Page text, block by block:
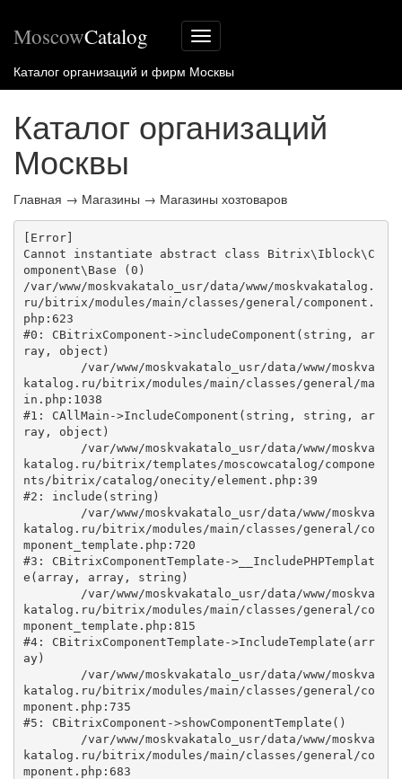
Меню
сайта
MoscowCatalog
Каталог организаций и фирм Москвы
Каталог организаций
Москвы
Главная → Магазины → Магазины хозтоваров
[Error]
Cannot instantiate abstract class Bitrix\Iblock\C
omponent\Base (0)
/var/www/moskvakatalo_usr/data/www/moskvakatalog.
ru/bitrix/modules/main/classes/general/component.
php:623
#0: CBitrixComponent->includeComponent(string, ar
ray, object)
katalog.ru/bitrix/modules/main/classes/general/ma
in.php:1038
#1: CAllMain->IncludeComponent(string, string, ar
ray, object)
katalog.ru/bitrix/templates/moscowcatalog/compone
nts/bitrix/catalog/onecity/element.php:39
#2: include(string)
katalog.ru/bitrix/modules/main/classes/general/co
mponent_template.php:720
#3: CBitrixComponentTemplate->__IncludePHPTemplat
e(array, array, string)
katalog.ru/bitrix/modules/main/classes/general/co
mponent_template.php:815
#4: CBitrixComponentTemplate->IncludeTemplate(arr
ay)
katalog.ru/bitrix/modules/main/classes/general/co
mponent.php:735
#5: CBitrixComponent->showComponentTemplate()
katalog.ru/bitrix/modules/main/classes/general/co
mponent.php:683